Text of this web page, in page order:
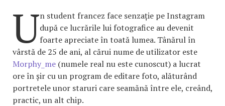
Un student francez face senzație pe Instagram
după ce lucrările lui fotografice au devenit
foarte apreciate în toată lumea. Tânărul în
vârstă de 25 de ani, al cărui nume de utilizator este
Morphy_me (numele real nu este cunoscut) a lucrat
ore în șir cu un program de editare foto, alăturând
portretele unor staruri care seamănă între ele, creând,
practic, un alt chip.